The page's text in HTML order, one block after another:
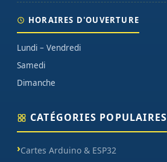
HORAIRES D'OUVERTURE
Lundi – Vendredi
Samedi
Dimanche
CATÉGORIES POPULAIRES
Cartes Arduino & ESP32